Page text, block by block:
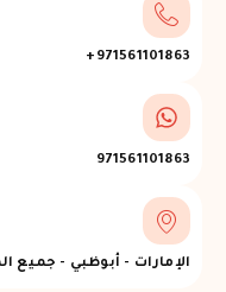
971561101863+
971561101863
الإمارات - أبوظبي - جميع